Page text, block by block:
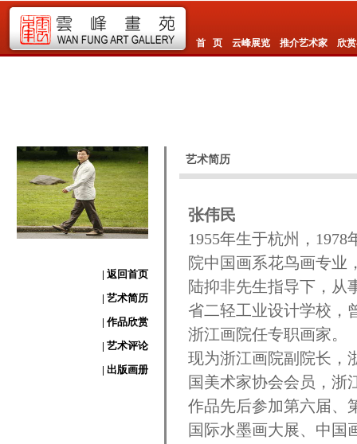
首 页 云峰展览 推介艺术家 欣
| 返回首页
| 艺术简历
| 作品欣赏
| 艺术评论
| 出版画册
艺术简历
张伟民
1955年生于杭州，
院中国画系花鸟画专业
陆抑非先生指导下，从
省二轻工业设计学校，
浙江画院任专职画家。
现为浙江画院副院长，
国美术家协会会员，浙
作品先后参加第六届、
国际水墨画大展、中国